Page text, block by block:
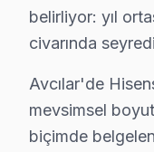
3. Avcılar'de
Avcılar'de
Avcılar'de
Avcılar
Avcılar'de hi-
belirliyor: yıl
civarında
Avcılar'de
mevsimsel
biçimde